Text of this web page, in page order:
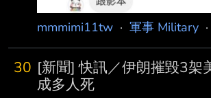
mmmimi11tw · 軍事 Military ·
30 [新聞] 快訊／伊朗摧毀3
成多人死